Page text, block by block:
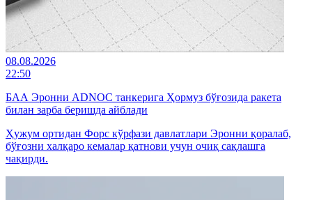
08.08.2026
22:50
БАА Эронни ADNOC танкерига Ҳормуз бўғозида ракета
билан зарба беришда айблади
Ҳужум ортидан Форс кўрфази давлатлари Эронни қоралаб,
бўғозни халқаро кемалар қатнови учун очиқ сақлашга
чақирди.